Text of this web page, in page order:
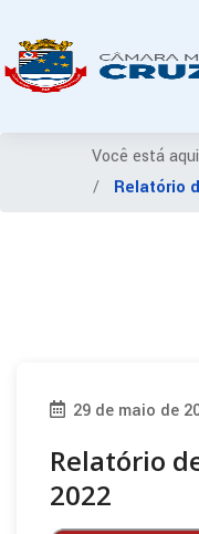
Você está
Relatório
29 de maio de
Relatório
2022